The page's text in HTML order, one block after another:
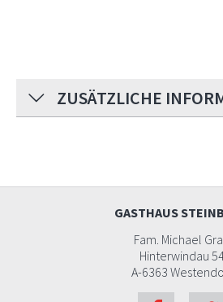
ZUSÄTZLICHE
GASTHAUS
Fam. Michael
Hinterwindau
A-6363